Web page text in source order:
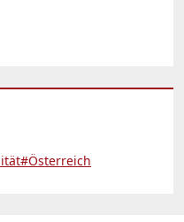
#Österreich